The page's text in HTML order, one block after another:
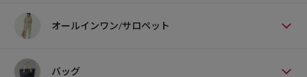
オールインワン/サロペット
バッグ